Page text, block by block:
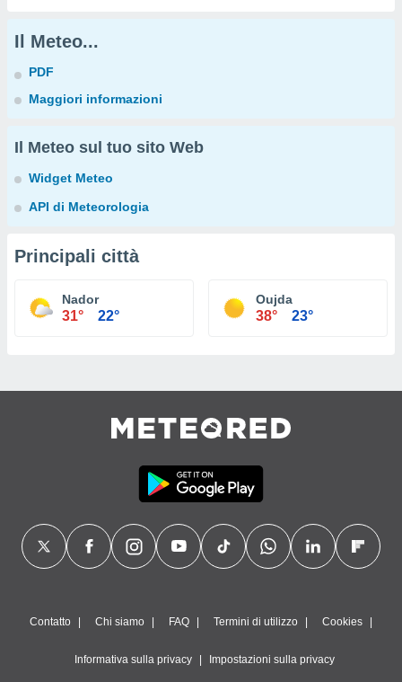
Il Meteo...
PDF
Maggiori informazioni
Il Meteo sul tuo sito Web
Widget Meteo
API di Meteorologia
Principali città
Nador
31° 22°
Oujda
38° 23°
Contatto Chi siamo FAQ Termini di utilizzo Cookies
Informativa sulla privacy Impostazioni sulla privacy